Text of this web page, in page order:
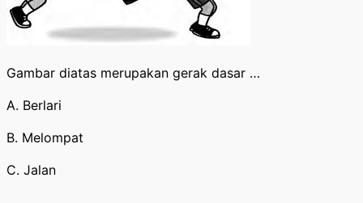
Gambar diatas merupakan gerak dasar …
A. Berlari
B. Melompat
C. Jalan